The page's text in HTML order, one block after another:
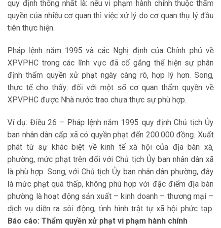
quy định thống nhất là: nếu vi phạm hành chính thuộc thẩm
quyền của nhiều cơ quan thì việc xử lý do cơ quan thụ lý đầu
tiên thực hiện.
Pháp lệnh năm 1995 và các Nghị định của Chính phủ về
XPVPHC trong các lĩnh vực đã cố gắng thể hiện sự phân
định thẩm quyền xử phạt ngày càng rõ, hợp lý hơn. Song,
thực tế cho thấy: đối với một số cơ quan thẩm quyền về
XPVPHC được Nhà nước trao chưa thực sự phù hợp.
Ví dụ: Điều 26 – Pháp lệnh năm 1995 quy định Chủ tịch Ủy
ban nhân dân cấp xã có quyền phạt đến 200.000 đồng. Xuất
phát từ sự khác biệt về kinh tế xã hội của địa bàn xã,
phường, mức phạt trên đối với Chủ tịch Ủy ban nhân dân xã
là phù hợp. Song, với Chủ tịch Ủy ban nhân dân phường, đây
là mức phạt quá thấp, không phù hợp với đặc điểm địa bàn
phường là hoạt động sản xuất – kinh doanh – thương mại –
dịch vụ diễn ra sôi động, tình hình trật tự xã hội phức tạp.
Báo cáo: Thẩm quyền xử phạt vi phạm hành chính